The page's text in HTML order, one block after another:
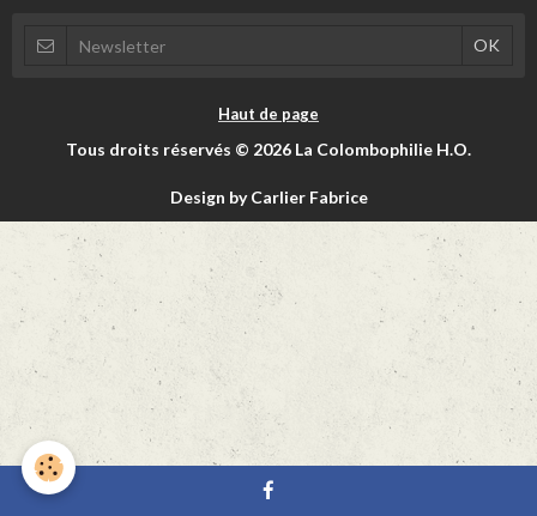
Haut de page
Tous droits réservés © 2026 La Colombophilie H.O.
Design by Carlier Fabrice